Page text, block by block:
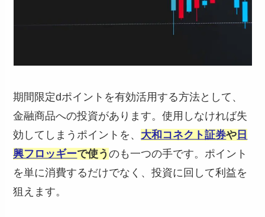
期間限定dポイントを有効活用する方法として、
金融商品への投資があります。使用しなければ失
効してしまうポイントを、 大和コネクト証券や 日
興フロッギーで使うのも一つの手です。ポイント
を単に消費するだけでなく、投資に回して利益を
狙えます。